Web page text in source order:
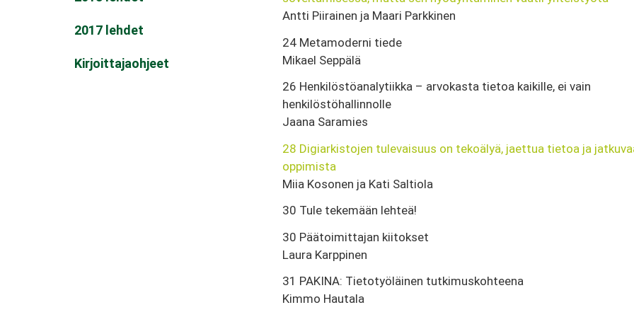
Antti Piirainen ja Maari Parkkinen
24 Metamoderni tiede
Mikael Seppälä
26 Henkilöstöanalytiikka – arvokasta tietoa kaikille, ei vain
henkilöstöhallinnolle
Jaana Saramies
28 Digiarkistojen tulevaisuus on tekoälyä, jaettua tietoa ja
oppimista
Miia Kosonen ja Kati Saltiola
30 Tule tekemään lehteä!
30 Päätoimittajan kiitokset
Laura Karppinen
31 PAKINA: Tietotyöläinen tutkimuskohteena
Kimmo Hautala
2017 lehdet
Kirjoittajaohjeet